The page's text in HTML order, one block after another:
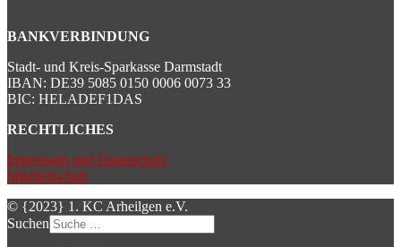
BANKVERBINDUNG
Stadt- und Kreis-Sparkasse Darmstadt
IBAN: DE39 5085 0150 0006 0073 33
BIC: HELADEF1DAS
RECHTLICHES
Impressum und Datenschutz
Mitgliedschaft
© {2023} 1. KC Arheilgen e.V.
Suchen